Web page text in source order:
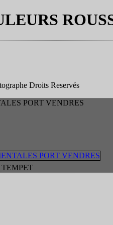
Droits Reservés
PORT VENDRES